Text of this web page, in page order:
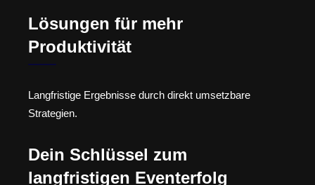
Lösungen für mehr
Produktivität
Langfristige Ergebnisse durch direkt umsetzbare
Strategien.
Dein Schlüssel zum
langfristigen Eventerfolg